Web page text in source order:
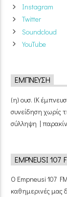
Instagram
Twitter
Soundcloud
YouTube
ΈΜΠΝΕΥΣΗ
(η) ουσ. (Κ
συνείδηση χωρίς
σύλληψη |
EMPNEUSI 107
Ο Empneusi 107
καθημερινές μας